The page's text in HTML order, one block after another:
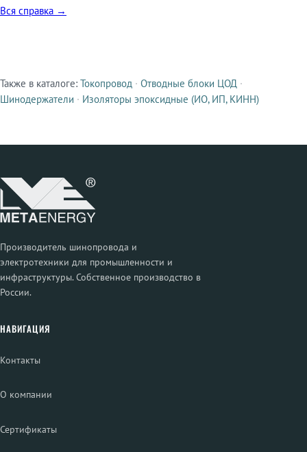
Вся справка →
Смежные продукты
Также в каталоге: Токопровод · Отводные блоки ЦОД ·
Шинодержатели · Изоляторы эпоксидные (ИО, ИП, КИНН)
Производитель шинопровода и
электротехники для промышленности и
инфраструктуры. Собственное производство в
России.
НАВИГАЦИЯ
Контакты
О компании
Сертификаты